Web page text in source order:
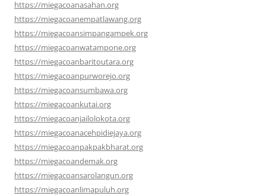
https://miegacoanasahan.org
https://miegacoanempatlawang.org
https://miegacoansimpangampek.org
https://miegacoanwatampone.org
https://miegacoanbaritoutara.org
https://miegacoanpurworejo.org
https://miegacoansumbawa.org
https://miegacoankutai.org
https://miegacoanjailolokota.org
https://miegacoanacehpidiejaya.org
https://miegacoanpakpakbharat.org
https://miegacoandemak.org
https://miegacoansarolangun.org
https://miegacoanlimapuluh.org